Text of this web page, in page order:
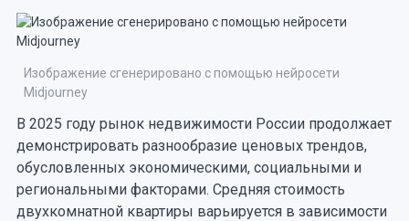
Изображение сгенерировано с помощью нейросети
Midjourney
В 2025 году рынок недвижимости России продолжает
демонстрировать разнообразие ценовых трендов,
обусловленных экономическими, социальными и
региональными факторами. Средняя стоимость
двухкомнатной квартиры варьируется в зависимости